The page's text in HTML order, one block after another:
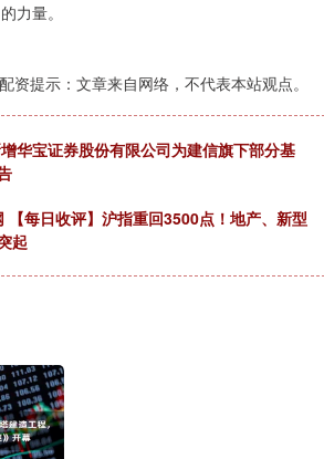
力量。
资提示：文章来自网络，不代表本站观点。
华宝证券股份有限公司为建信旗下部分基
【每日收评】沪指重回3500点！地产、新型
起